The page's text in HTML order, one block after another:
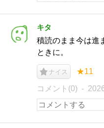
キタ
積読のまま今は進
ときに。
ナイス ★11
コメント(0)